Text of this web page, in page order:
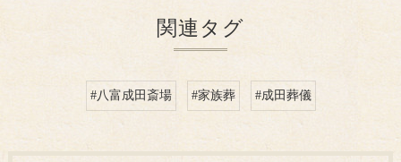
関連タグ
#八富成田斎場 #家族葬 #成田葬儀